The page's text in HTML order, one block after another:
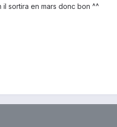
sortira en mars donc bon ^^